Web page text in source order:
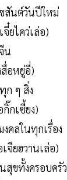
สันต์วันปีใหม่
ยไคว่เล่อ)
น
อหยู่อี่)
ก ๆ สิ่ง
กเซี้ยง)
คลในทุกเรื่อง
จียฮวานเล่อ)
สุขทั้งครอบครัว